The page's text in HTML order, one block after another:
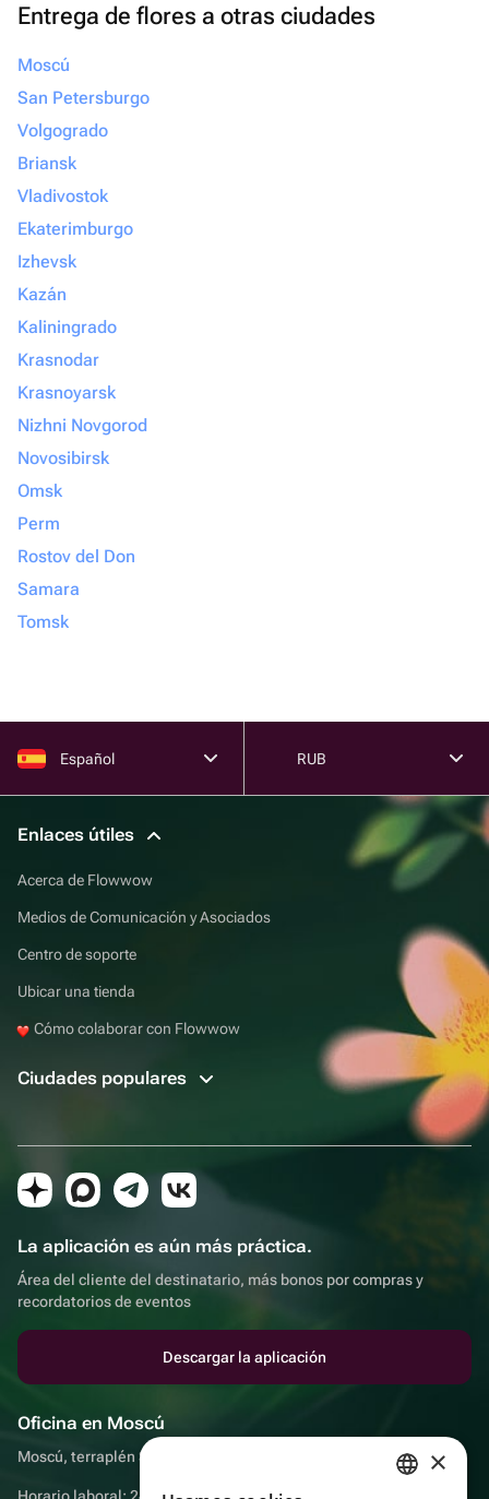
Entrega de flores a otras ciudades
Moscú
San Petersburgo
Volgogrado
Briansk
Vladivostok
Ekaterimburgo
Izhevsk
Kazán
Kaliningrado
Krasnodar
Krasnoyarsk
Nizhni Novgorod
Novosibirsk
Omsk
Perm
Rostov del Don
Samara
Tomsk
Español RUB
Enlaces útiles
Acerca de Flowwow
Medios de Comunicación y Asociados
Centro de soporte
Ubicar una tienda
Cómo colaborar con Flowwow
Ciudades populares
La aplicación es aún más práctica.
Área del cliente del destinatario, más bonos por compras y
recordatorios de eventos
Descargar la aplicación
Oficina en Moscú
Moscú, terraplén Sadovnicheskaya, 9, sala 2/3
Horario laboral: 24 horas
×